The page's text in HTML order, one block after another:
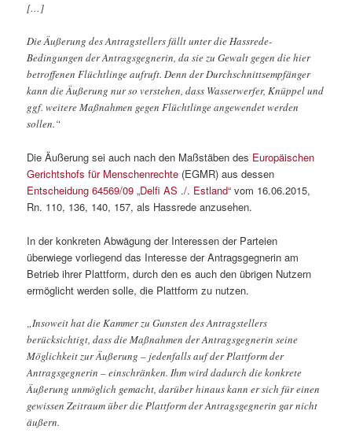
[…]
Die Äußerung des Antragstellers fällt unter die Hassrede-
Bedingungen der Antragsgegnerin, da sie zu Gewalt gegen die hier
betroffenen Flüchtlinge aufruft. Denn der Durchschnittsempfänger
kann die Äußerung nur so verstehen, dass Wasserwerfer, Knüppel und
ggf. weitere Maßnahmen gegen Flüchtlinge angewendet werden
sollen.“
Die Äußerung sei auch nach den Maßstäben des Europäischen
Gerichtshofs für Menschenrechte (EGMR) aus dessen
Entscheidung 64569/09 „Delfi AS ./. Estland“ vom 16.06.2015,
Rn. 110, 136, 140, 157, als Hassrede anzusehen.
In der konkreten Abwägung der Interessen der Parteien
überwiege vorliegend das Interesse der Antragsgegnerin am
Betrieb ihrer Plattform, durch den es auch den übrigen Nutzern
ermöglicht werden solle, die Plattform zu nutzen.
„Insoweit hat die Kammer zu Gunsten des Antragstellers
berücksichtigt, dass die Maßnahmen der Antragsgegnerin seine
Möglichkeit zur Äußerung – jedenfalls auf der Plattform der
Antragsgegnerin – einschränken. Ihm wird dadurch die konkrete
Äußerung unmöglich gemacht, darüber hinaus kann er sich für einen
gewissen Zeitraum über die Plattform der Antragsgegnerin gar nicht
äußern.